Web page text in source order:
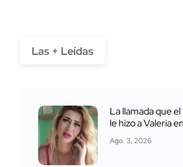
Las + Leídas
La llamada que el
le hizo a Valeria
Ago. 3, 2026